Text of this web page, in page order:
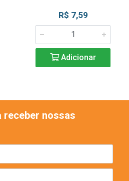
R$ 7,59
Adicionar
receber nossas